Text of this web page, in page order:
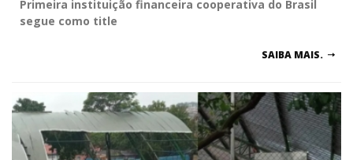
Primeira instituição financeira cooperativa do Brasil
segue como title
SAIBA MAIS.